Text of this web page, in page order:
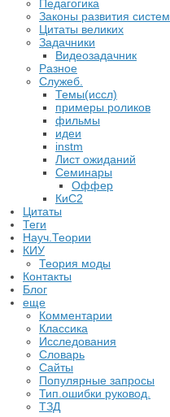
​Педагогика
Законы развития систем
Цитаты великих
Задачники
Видеозадачник
Разное
Служеб.
Темы(иссл)
примеры роликов
фильмы
идеи
instm
Лист ожиданий
Семинары
Оффер
КиС2
Цитаты
Теги
Науч.Теории
КИУ
Теория моды
Контакты
Блог
еще
Комментарии
Классика
Исследования
Словарь
Сайты
Популярные запросы
Тип.ошибки руковод.
ТЗД